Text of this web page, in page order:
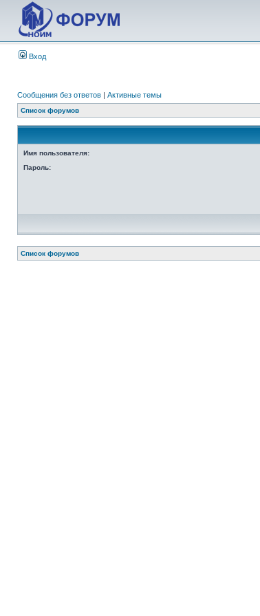
Вход
Сообщения без ответов | Активные темы
Список форумов
Имя пользователя:
Пароль:
Список форумов